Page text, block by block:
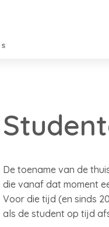
De toename van de
die vanaf dat moment
Voor die tijd (en sinds
als de student op tijd